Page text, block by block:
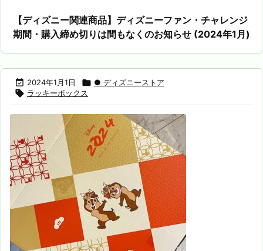
【ディズニー関連商品】ディズニーファン・チャレンジ
期間・購入締め切りは間もなくのお知らせ (2024年1月)
 2024年1月1日  ● ディズニーストア
 ラッキーボックス